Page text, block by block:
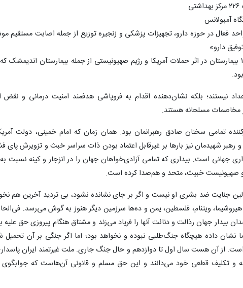
به ۲۴ واحد فعال در حوزه دارو، تجهیزات پزشکی و زنجیره توزیع از جمله اصابت مستقیم
دارو»
۸. غیرفعال شدن ۱۲ بیمارستان در اثر حملات آمریکا و رژیم صهیونیستی از جمله بیمارستان اندیمشک
نیستند؛ بلکه نشان‌دهنده اقدام به فروپاشی هدفمند امنیت درمانی و
مسلحانه هستند.
تمامی سخنان صادق رهبرانمان بود. همان زمان که امام خمینی، دولت
رهبر شهیدمان نیز بارها بر غیرقابل اعتماد بودن ذات سراسر خبث و تزویرش پای
جهانی است. بیداری که تمامی آزادی‌خواهان جهان را در انزجار و کینه نسبت
صهیونیست خبیث، متحد و هم‌صدا کرده است.
جنایت ضد بشری او نیست و اگر بر جای نشانده نشود، بی تردید آخرین هم
ویتنام، فلسطین، یمن و ده‌ها سرزمین دیگر هنوز به گوش می‌رسد.
بیدار جهان رذالت و دنائت آنها را فریاد می‌زند و مشتاق هنگام پیروزی حق علیه
نشان داده هیچگاه جنگ‌طلبی نبوده و نخواهد بود؛ اما اگر جنگی بر آن تحمیل
از آن هست سال اول تا دوازدهم و حال جنگ جاری. ملت غیرتمند ایران
و تکلیف قطعی خود می‌دانند و این حق مسلم و قانونی آن‌هاست که